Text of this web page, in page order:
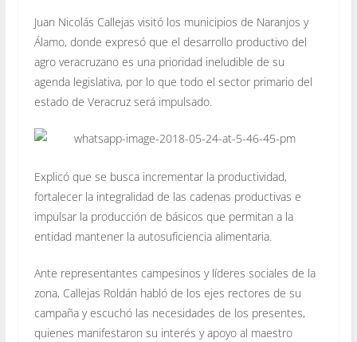
Juan Nicolás Callejas visitó los municipios de Naranjos y
Álamo, donde expresó que el desarrollo productivo del
agro veracruzano es una prioridad ineludible de su
agenda legislativa, por lo que todo el sector primario del
estado de Veracruz será impulsado.
Explicó que se busca incrementar la productividad,
fortalecer la integralidad de las cadenas productivas e
impulsar la producción de básicos que permitan a la
entidad mantener la autosuficiencia alimentaria.
Ante representantes campesinos y líderes sociales de la
zona, Callejas Roldán habló de los ejes rectores de su
campaña y escuchó las necesidades de los presentes,
quienes manifestaron su interés y apoyo al maestro